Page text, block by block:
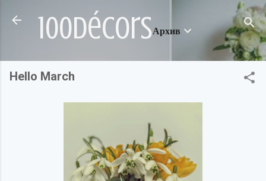
Пропускане към основното съдържание
100décorsАрхив
Hello March